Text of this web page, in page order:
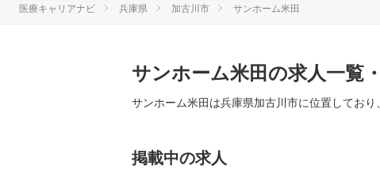
医療キャリアナビ 兵庫県 加古川市 サンホーム米田
サンホーム米田の求人一覧
サンホーム米田は兵庫県加古川市に位置しており
掲載中の求人